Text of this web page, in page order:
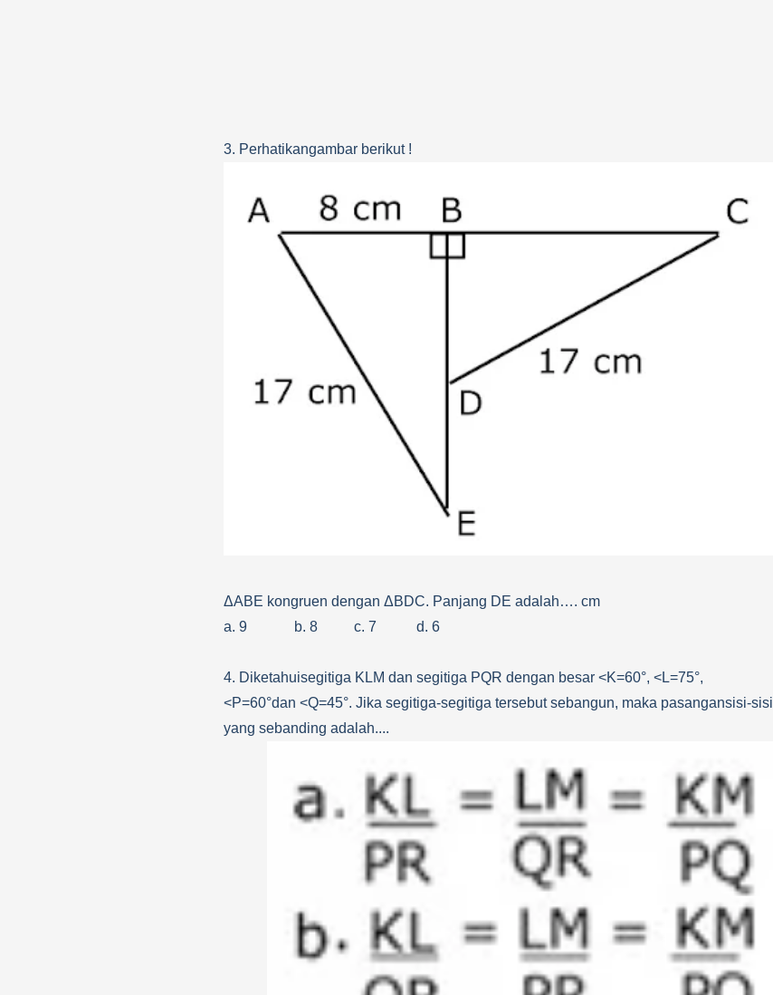
3. Perhatikangambar berikut !
ΔABE kongruen dengan ΔBDC. Panjang DE adalah…. cm
a. 9
b. 8 c. 7 d. 6
4. Diketahuisegitiga KLM dan segitiga PQR dengan besar <K=60°, <L=75°,
<P=60°dan <Q=45°. Jika segitiga-segitiga tersebut sebangun, maka pasangansisi-sisi
yang sebanding adalah....